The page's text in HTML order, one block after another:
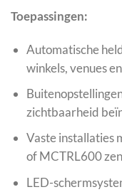
Toepassingen:
Automatische
winkels, venues
zichtbaarheid
Vaste installaties
of MCTRL600
LED-